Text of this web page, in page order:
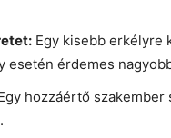
Egy kisebb erkélyre
esetén érdemes
hozzáértő